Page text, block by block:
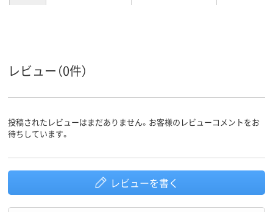
ストレッチギャバ
100%）
レビュー（0件）
投稿されたレビューはまだありません。お客様のレビューコメントをお
待ちしています。
レビューを書く